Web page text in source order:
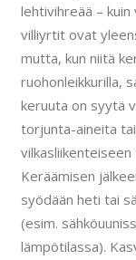
lehtivihreää – kuin
villiyrtit ovat
mutta, kun niitä
ruohonleikkurilla,
keruuta on syytä
torjunta-aineita
Keräämisen
syödään heti tai
(esim.
lämpötilassa).